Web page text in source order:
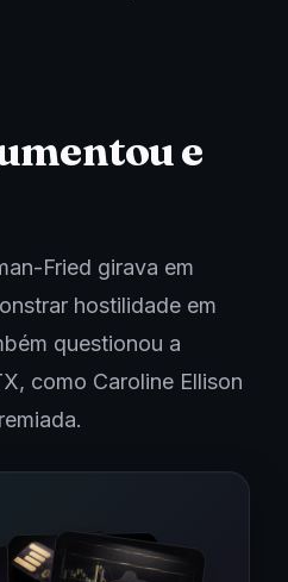
e
Fried girava em
hostilidade em
questionou a
como Caroline Ellison